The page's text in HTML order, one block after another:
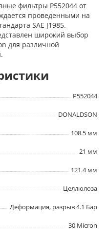
фильтры P552044 от
проведенными на
SAE J1985.
широкий выбор
для различной
P552044
DONALDSON
108.5 мм
21 мм
121.4 мм
Целлюлоза
Деформация, разрыв 4.1 Бар
30 Micron